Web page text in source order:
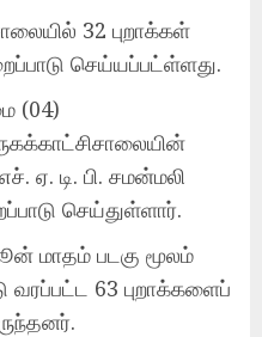
32 புறாக்கள்
செய்யப்பட்ள்ளது.
(04)
ஏ. டி. பி. சமன்மலி
செய்துள்ளார்.
மாதம் படகு மூலம்
63 புறாக்களைப்